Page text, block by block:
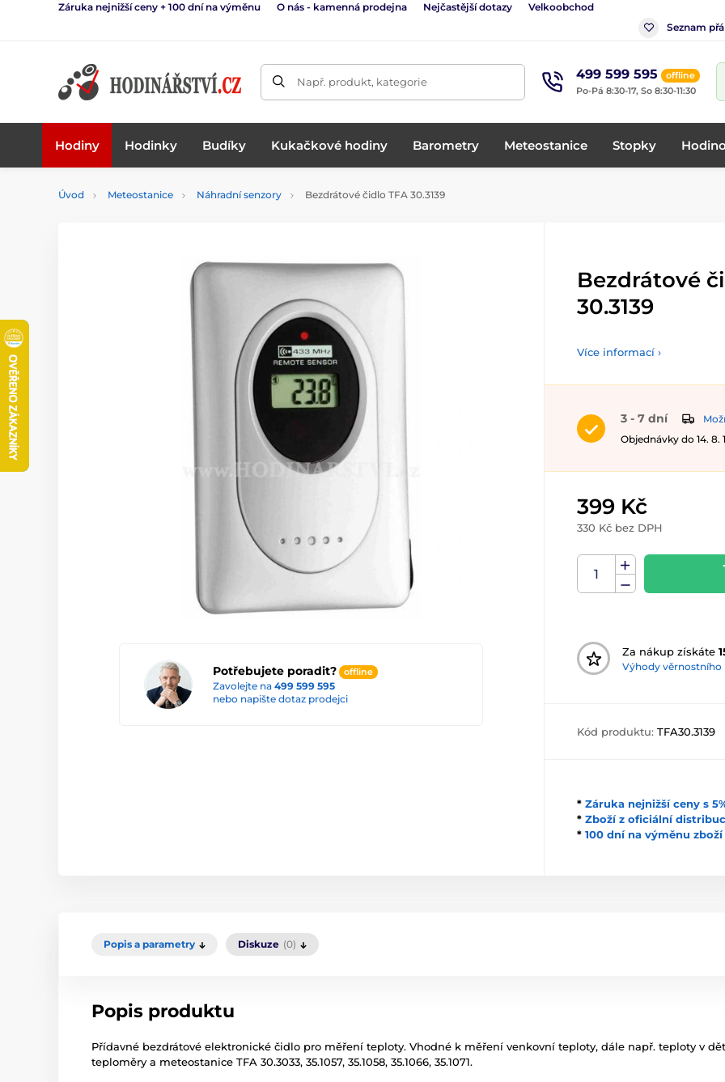
Záruka nejnižší ceny + 100 dní na výměnu O nás - kamenná prodejna Nejčastější dotazy Velkoobchod
Seznam
Např. produkt, kategorie 499 599 595
offline
Po-Pá 8:30-17, So 8:30-11:30
Hodiny Hodinky Budíky Kukačkové hodiny Barometry Meteostanice Stopky
Úvod Meteostanice Náhradní senzory Bezdrátové čidlo TFA 30.3139
Potřebujete poradit? offline
Zavolejte na 499 599 595
nebo napište dotaz prodejci
Bezdrátové
30.3139
Více informací ›
3 - 7 dní
Objednávky do 14. 8.
399 Kč
330 Kč bez DPH
Za nákup získáte
Výhody věrnostního
Kód produktu: TFA30.3139
* Záruka nejnižší ceny s
* Zboží z oficiální
* 100 dní na výměnu zboží
Popis a parametry Diskuze (0)
Popis produktu
Přídavné bezdrátové elektronické čidlo pro měření teploty. Vhodné k měření venkovní teploty, dále např. teploty v
teploměry a meteostanice TFA 30.3033, 35.1057, 35.1058, 35.1066, 35.1071.